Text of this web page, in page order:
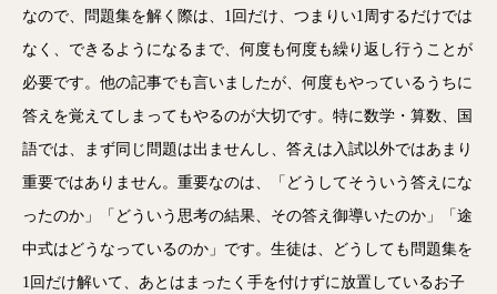
なので、問題集を解く際は、1回だけ、つまりい1周するだけでは
なく、できるようになるまで、何度も何度も繰り返し行うことが
必要です。他の記事でも言いましたが、何度もやっているうちに
答えを覚えてしまってもやるのが大切です。特に数学・算数、国
語では、まず同じ問題は出ませんし、答えは入試以外ではあまり
重要ではありません。重要なのは、「どうしてそういう答えにな
ったのか」「どういう思考の結果、その答え御導いたのか」「途
中式はどうなっているのか」です。生徒は、どうしても問題集を
1回だけ解いて、あとはまったく手を付けずに放置しているお子